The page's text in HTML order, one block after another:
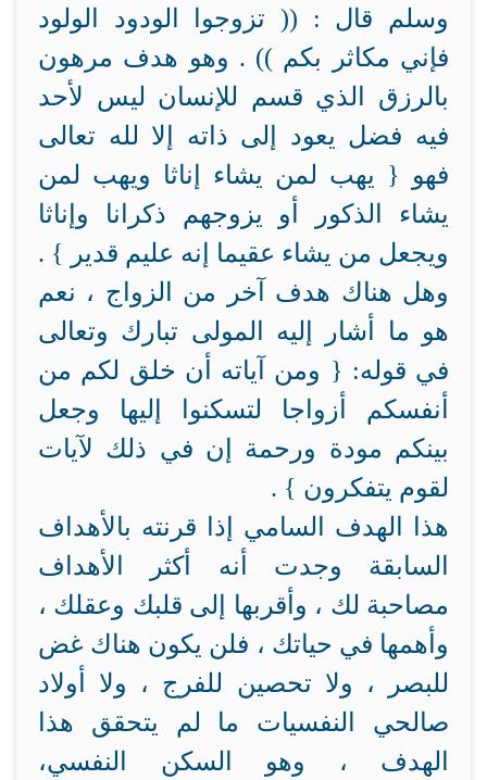
وسلم قال : (( تزوجوا الودود الولود
فإني مكاثر بكم )) . وهو هدف مرهون
بالرزق الذي قسم للإنسان ليس لأحد
فيه فضل يعود إلى ذاته إلا لله تعالى
فهو { يهب لمن يشاء إناثا ويهب لمن
يشاء الذكور أو يزوجهم ذكرانا وإناثا
ويجعل من يشاء عقيما إنه عليم قدير } .
وهل هناك هدف آخر من الزواج ، نعم
هو ما أشار إليه المولى تبارك وتعالى
في قوله: { ومن آياته أن خلق لكم من
أنفسكم أزواجا لتسكنوا إليها وجعل
بينكم مودة ورحمة إن في ذلك لآيات
لقوم يتفكرون } .
هذا الهدف السامي إذا قرنته بالأهداف
السابقة وجدت أنه أكثر الأهداف
مصاحبة لك ، وأقربها إلى قلبك وعقلك ،
وأهمها في حياتك ، فلن يكون هناك غض
للبصر ، ولا تحصين للفرج ، ولا أولاد
صالحي النفسيات ما لم يتحقق هذا
الهدف ، وهو السكن النفسي،